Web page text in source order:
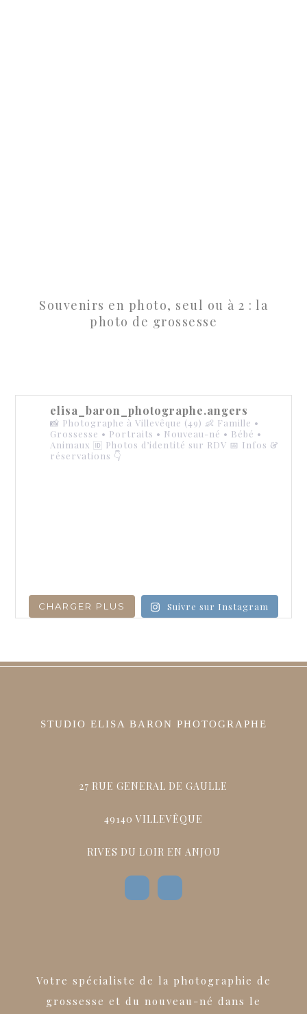
Souvenirs en photo, seul ou à 2 : la
photo de grossesse
elisa_baron_photographe.angers
📸 Photographe à Villevêque (49) 👶 Famille •
Grossesse • Portraits • Nouveau-né • Bébé •
Animaux 🆔 Photos d’identité sur RDV 📅 Infos &
réservations 👇
CHARGER PLUS Suivre sur Instagram
STUDIO ELISA BARON PHOTOGRAPHE
27 RUE GENERAL DE GAULLE
49140 VILLEVÊQUE
RIVES DU LOIR EN ANJOU
Votre spécialiste de la photographie de
grossesse et du nouveau-né dans le